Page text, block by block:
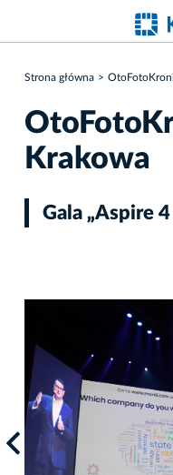
Strona główna
Krakowa
Gala „Aspire